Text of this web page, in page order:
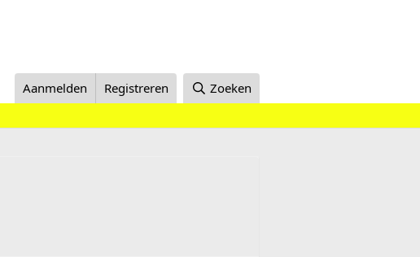
Aanmelden Registreren Zoeken